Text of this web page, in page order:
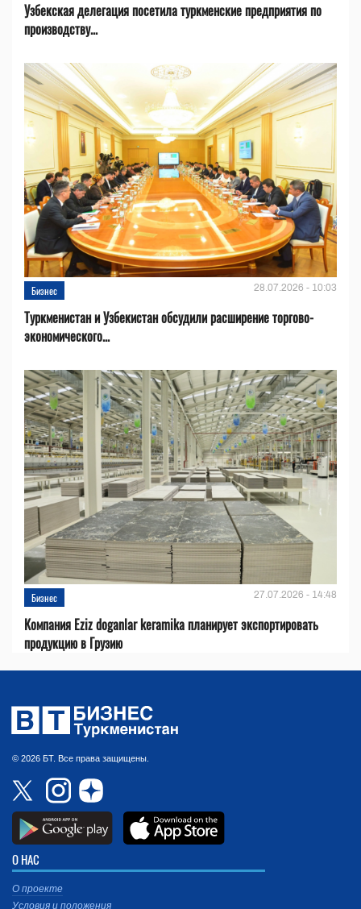
Узбекская делегация посетила туркменские предприятия по
производству...
Бизнес 28.07.2026 - 10:03
Туркменистан и Узбекистан обсудили расширение торгово-
экономического...
Бизнес 27.07.2026 - 14:48
Компания Eziz doganlar keramika планирует экспортировать
продукцию в Грузию
© 2026 БТ. Все права защищены.
О НАС
О проекте
Условия и положения